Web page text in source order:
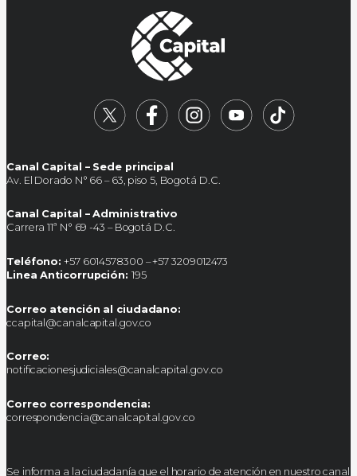
Canal Capital – Sede principal
Av. El Dorado N° 66 – 63, piso 5, Bogotá D.C.
Canal Capital – Administrativo
Carrera 11ª N° 69 -43 – Bogotá D.C.
Teléfono: +57 6014578300 – +57 3209012473
Linea Anticorrupción: 195
Correo atención al ciudadano:
ccapital@canalcapital.gov.co
Correo:
notificacionesjudiciales@canalcapital.gov.co
Correo correspondencia:
correspondencia@canalcapital.gov.co
Se informa a la ciudadanía que el horario de atención en nuestro canal